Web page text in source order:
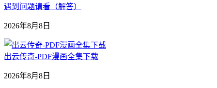
遇到问题请看（解答）
2026年8月8日
出云传奇-PDF漫画全集下载
2026年8月8日